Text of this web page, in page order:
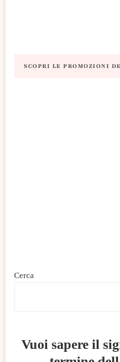
SCOPRI LE PROMOZIONI
Cerca
Vuoi sapere il